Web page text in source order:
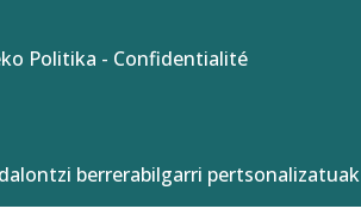
Politika - Confidentialité
berrerabilgarri pertsonalizatuak